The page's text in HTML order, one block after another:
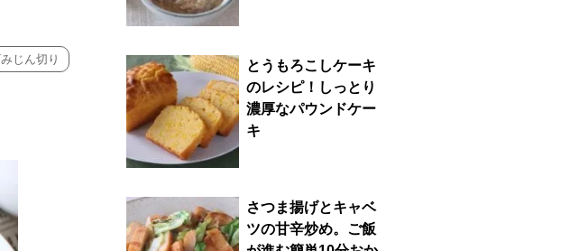
じん切り
とうもろこしケーキ
のレシピ！しっとり
濃厚なパウンドケー
キ
さつま揚げとキャベ
ツの甘辛炒め。ご飯